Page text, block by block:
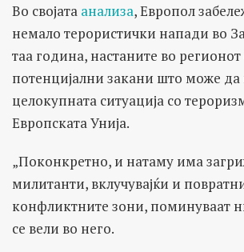
Во својата анализа, Европол
немало терористички напади во
таа година, настаните во регионот
потенцијални закани што може да
целокупната ситуација со
Европската Унија.
„Поконкретно, и натаму има
милитанти, вклучувајќи и
конфликтните зони, поминуваат
се вели во него.